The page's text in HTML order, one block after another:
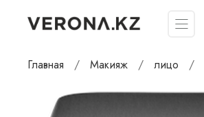
Главная Макияж лицо